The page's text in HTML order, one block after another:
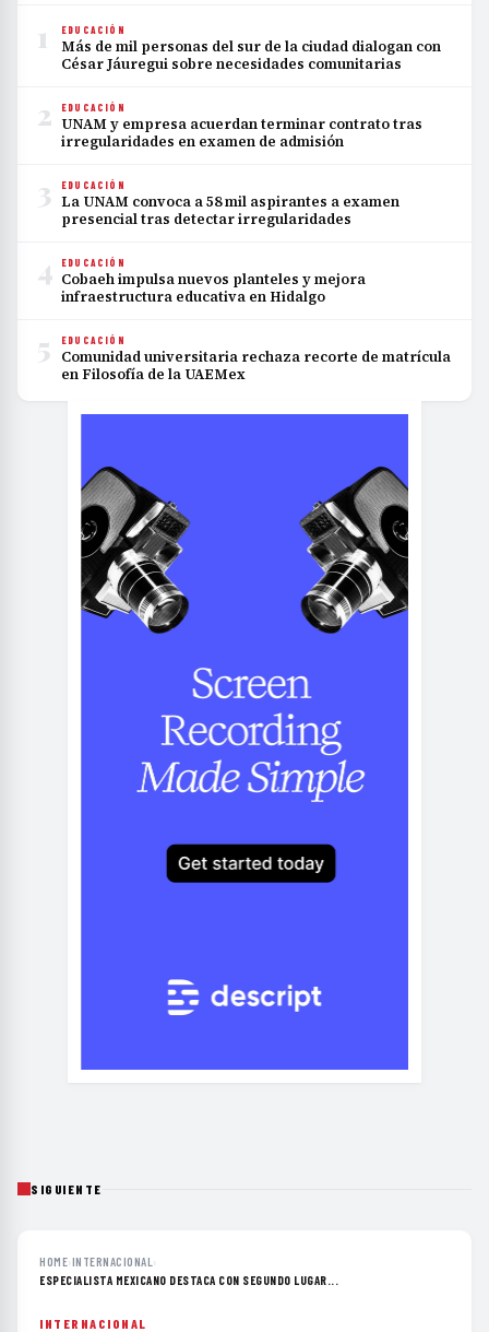
1 EDUCACIÓN
Más de mil personas del sur de la ciudad dialogan con
César Jáuregui sobre necesidades comunitarias
2 EDUCACIÓN
UNAM y empresa acuerdan terminar contrato tras
irregularidades en examen de admisión
3 EDUCACIÓN
La UNAM convoca a 58 mil aspirantes a examen
presencial tras detectar irregularidades
4 EDUCACIÓN
Cobaeh impulsa nuevos planteles y mejora
infraestructura educativa en Hidalgo
5 EDUCACIÓN
Comunidad universitaria rechaza recorte de matrícula
en Filosofía de la UAEMex
SIGUIENTE
HOME›INTERNACIONAL ›
ESPECIALISTA MEXICANO DESTACA CON SEGUNDO LUGAR...
INTERNACIONAL